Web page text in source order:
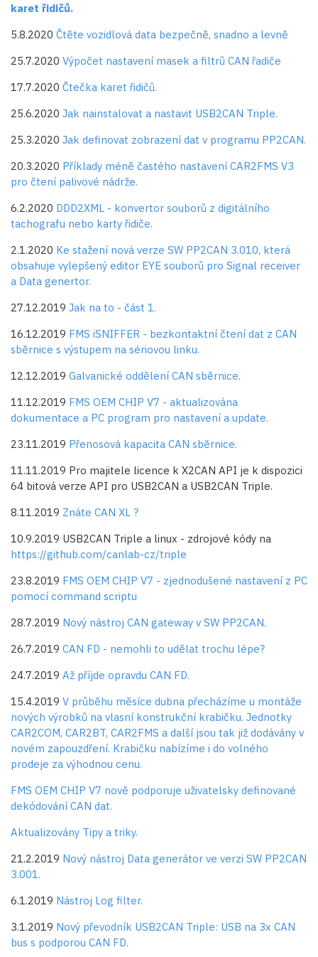
karet řidičů.
5.8.2020 Čtěte vozidlová data bezpečně, snadno a levně
25.7.2020 Výpočet nastavení masek a filtrů CAN řadiče
17.7.2020 Čtečka karet řidičů.
25.6.2020 Jak nainstalovat a nastavit USB2CAN Triple.
25.3.2020 Jak definovat zobrazení dat v programu PP2CAN.
20.3.2020 Příklady méně častého nastavení CAR2FMS V3
pro čtení palivové nádrže.
6.2.2020 DDD2XML - konvertor souborů z digitálního
tachografu nebo karty řidiče.
2.1.2020 Ke stažení nová verze SW PP2CAN 3.010, která
obsahuje vylepšený editor EYE souborů pro Signal receiver
a Data genertor.
27.12.2019 Jak na to - část 1.
16.12.2019 FMS iSNIFFER - bezkontaktní čtení dat z CAN
sběrnice s výstupem na sériovou linku.
12.12.2019 Galvanické oddělení CAN sběrnice.
11.12.2019 FMS OEM CHIP V7 - aktualizována
dokumentace a PC program pro nastavení a update.
23.11.2019 Přenosová kapacita CAN sběrnice.
11.11.2019 Pro majitele licence k X2CAN API je k dispozici
64 bitová verze API pro USB2CAN a USB2CAN Triple.
8.11.2019 Znáte CAN XL ?
10.9.2019 USB2CAN Triple a linux - zdrojové kódy na
https://github.com/canlab-cz/triple
23.8.2019 FMS OEM CHIP V7 - zjednodušené nastavení z PC
pomocí command scriptu
28.7.2019 Nový nástroj CAN gateway v SW PP2CAN.
26.7.2019 CAN FD - nemohli to udělat trochu lépe?
24.7.2019 Až příjde opravdu CAN FD.
15.4.2019 V průběhu měsíce dubna přecházíme u montáže
nových výrobků na vlasní konstrukční krabičku. Jednotky
CAR2COM, CAR2BT, CAR2FMS a další jsou tak již dodávány v
novém zapouzdření. Krabičku nabízíme i do volného
prodeje za výhodnou cenu.
FMS OEM CHIP V7 nově podporuje uživatelsky definované
dekódování CAN dat.
Aktualizovány Tipy a triky.
21.2.2019 Nový nástroj Data generátor ve verzi SW PP2CAN
3.001.
6.1.2019 Nástroj Log filter.
3.1.2019 Nový převodník USB2CAN Triple: USB na 3x CAN
bus s podporou CAN FD.